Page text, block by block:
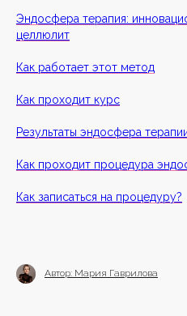
Эндосфера терапия:
целлюлит
Как работает этот метод
Как проходит курс
Результаты эндосфера
Как проходит процедура
Как записаться на процедуру?
Автор: Мария Гаврилова